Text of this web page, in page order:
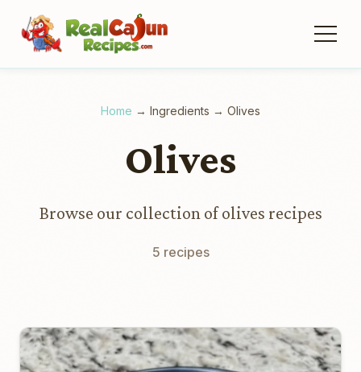
Home → Ingredients → Olives
Olives
Browse our collection of olives recipes
5 recipes